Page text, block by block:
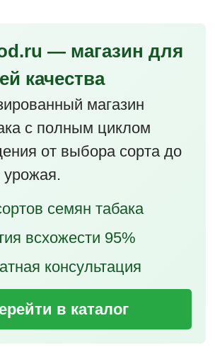
— магазин для
качества
магазин
с полным циклом
от выбора сорта до
урожая.
семян табака
всхожести 95%
консультация
в каталог